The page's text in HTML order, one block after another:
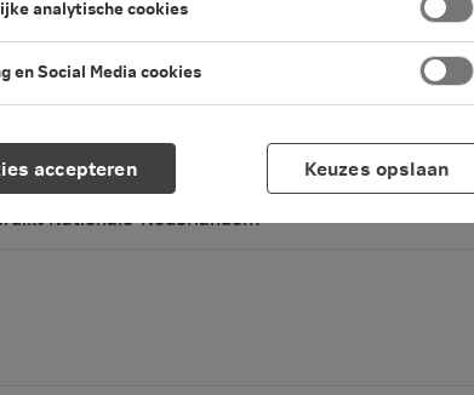
en muteerrechten?
Nationale-Nederlanden?
accepteren
analytische cookies
en Social Media cookies
Keuzes opslaan